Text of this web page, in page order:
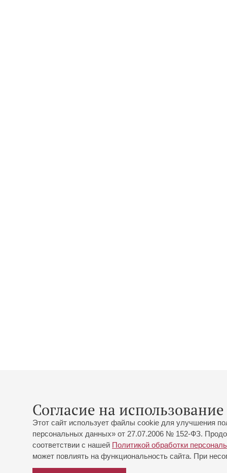
Согласие на
Этот сайт использует файлы cookie для улучшения
персональных данных» от 27.07.2006 № 152-ФЗ.
соответствии с нашей Политикой обработки
может повлиять на функциональность сайта. При